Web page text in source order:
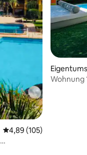
Durchschnittliche
4,89 (105)
Wohnung